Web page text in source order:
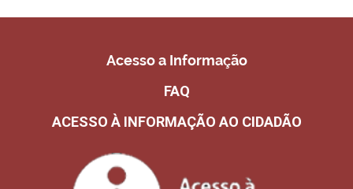
Acesso a Informação
FAQ
ACESSO À INFORMAÇÃO AO CIDADÃO